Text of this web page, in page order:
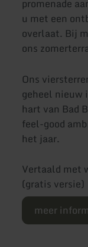
promenade
u met een
overlaat. Bij
ons
Ons
geheel nieuw
hart van Bad
feel-good
het jaar.
Vertaald met
(gratis versie)
meer